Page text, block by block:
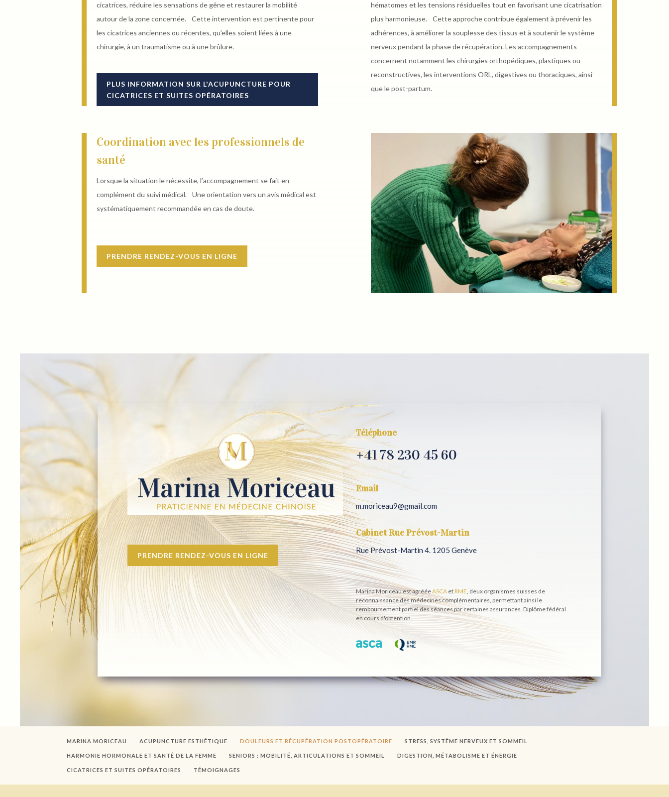
cicatrices, réduire les sensations de gêne et restaurer la mobilité
autour de la zone concernée. Cette intervention est pertinente pour
les cicatrices anciennes ou récentes, qu’elles soient liées à une
chirurgie, à un traumatisme ou à une brûlure.
PLUS INFORMATION SUR L'ACUPUNCTURE POUR
CICATRICES ET SUITES OPÉRATOIRES
hématomes et les tensions résiduelles tout en favorisant une cicatrisation
plus harmonieuse. Cette approche contribue également à prévenir les
adhérences, à améliorer la souplesse des tissus et à soutenir le système
nerveux pendant la phase de récupération. Les accompagnements
concernent notamment les chirurgies orthopédiques, plastiques ou
reconstructives, les interventions ORL, digestives ou thoraciques, ainsi
que le post-partum.
Coordination avec les professionnels de
santé
Lorsque la situation le nécessite, l’accompagnement se fait en
complément du suivi médical. Une orientation vers un avis médical est
systématiquement recommandée en cas de doute.
PRENDRE RENDEZ-VOUS EN LIGNE
PRENDRE RENDEZ-VOUS EN LIGNE
Téléphone
+41 78 230 45 60
Email
m.moriceau9@gmail.com
Cabinet Rue Prévost-Martin
Rue Prévost-Martin 4. 1205 Genève
Marina Moriceau est agrééeASCA etRME , deux organismes suisses de
reconnaissance des médecines complémentaires, permettant ainsi le
remboursement partiel des séances par certaines assurances. Diplôme fédéral
en cours d'obtention.
MARINA MORICEAU ACUPUNCTURE ESTHÉTIQUE DOULEURS ET RÉCUPÉRATION POSTOPÉRATOIRE STRESS, SYSTÈME NERVEUX ET SOMMEIL
HARMONIE HORMONALE ET SANTÉ DE LA FEMME SENIORS : MOBILITÉ, ARTICULATIONS ET SOMMEIL DIGESTION, MÉTABOLISME ET ÉNERGIE
CICATRICES ET SUITES OPÉRATOIRES TÉMOIGNAGES